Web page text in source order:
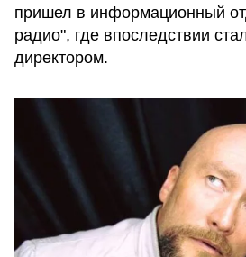
пришел в информационный
радио", где впоследствии
директором.